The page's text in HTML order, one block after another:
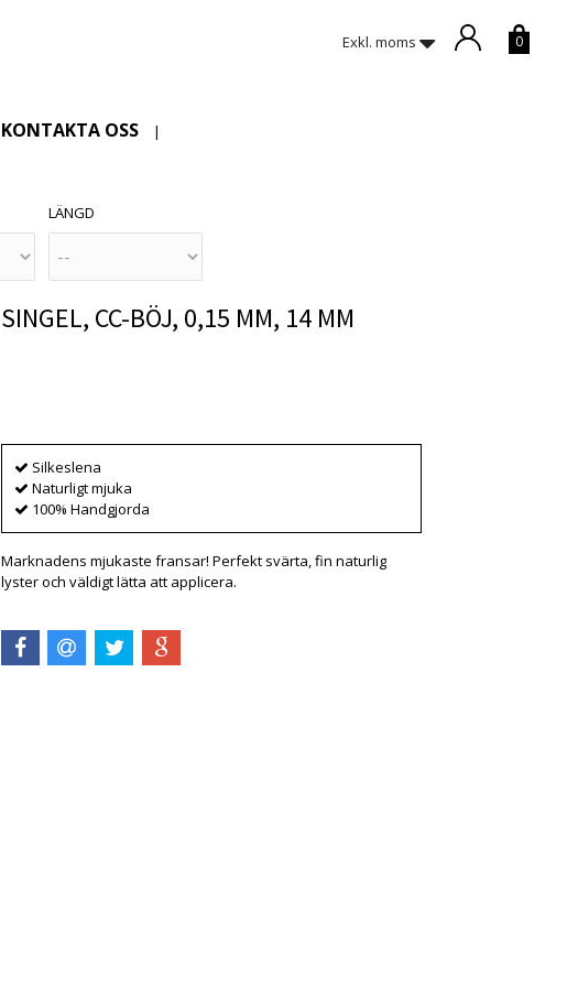
Exkl. moms 0
KONTAKTA OSS |
LÄNGD
SINGEL, CC-BÖJ, 0,15 MM, 14 MM
Silkeslena
Naturligt mjuka
100% Handgjorda
Marknadens mjukaste fransar! Perfekt svärta, fin naturlig
lyster och väldigt lätta att applicera.